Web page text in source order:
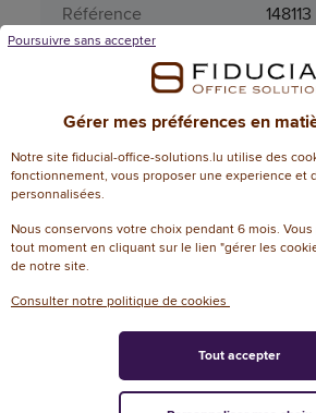
Référence
148113
Référence fabricant
Dimensions
21.2
Attributs spécifiques
Aérosol
Non
Certificat FSC
Diamètre
0
Gérer mes préférences en
Notre site fiducial-office-solutions.lu utilise des
fonctionnement, vous proposer une experience et
personnalisées.
Nous conservons votre choix pendant 6 mois.
tout moment en cliquant sur le lien "gérer les
de notre site.
Consulter notre politique de cookies
Poursuivre sans accepter
Tout accepter